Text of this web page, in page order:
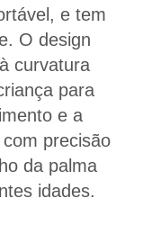
e tem
O design
curvatura
para
e a
precisão
da palma
idades.